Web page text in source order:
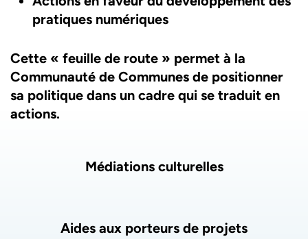
pratiques numériques
Cette « feuille de route » permet à la
Communauté de Communes de positionner
sa politique dans un cadre qui se traduit en
actions.
Médiations culturelles
Aides aux porteurs de projets